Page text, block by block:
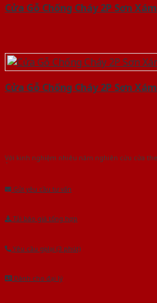
Cửa Gỗ Chống Cháy 2P Sơn
Cửa Gỗ Chống Cháy 2P Sơn
Với kinh nghiệm nhiêu năm nghiên cứu cửa
Gửi yêu cầu tư vấn
Tải báo giá tổng hợp
Yêu cầu gọi lại (3 phút)
Dành cho đại lý